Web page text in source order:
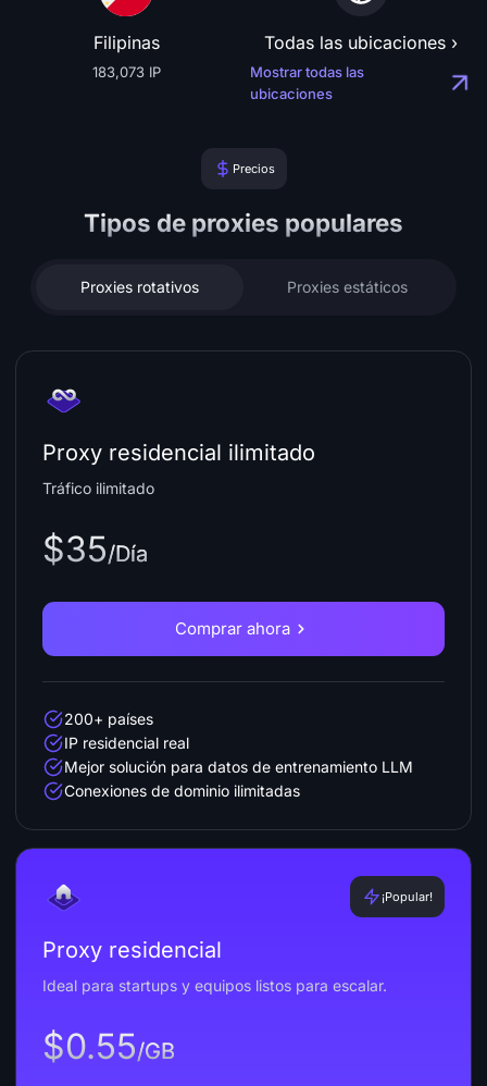
Filipinas
183,073 IP
Todas las ubicaciones ›
Mostrar todas las
ubicaciones
Precios
Tipos de proxies populares
Proxies rotativos Proxies estáticos
Proxy residencial ilimitado
Tráfico ilimitado
$35/Día
Comprar ahora
200+ países
IP residencial real
Mejor solución para datos de entrenamiento LLM
Conexiones de dominio ilimitadas
¡Popular!
Proxy residencial
Ideal para startups y equipos listos para escalar.
$0.55/GB